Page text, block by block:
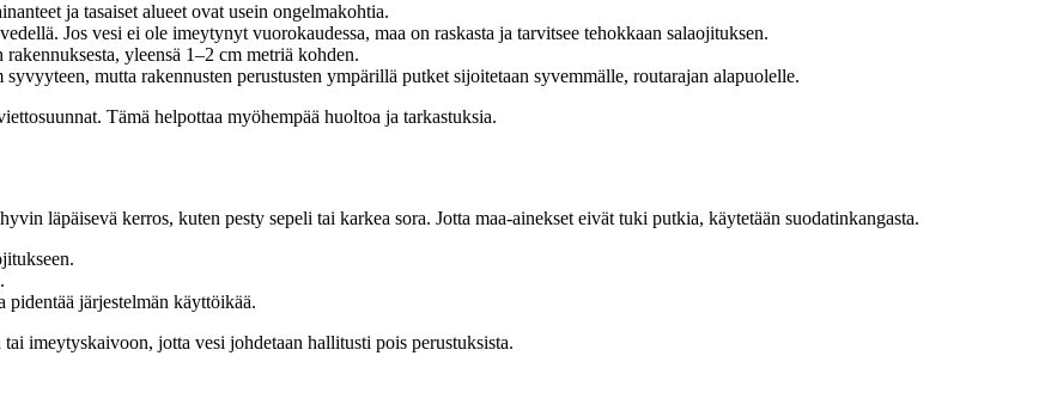
ja tasaiset alueet ovat usein ongelmakohtia.
Jos vesi ei ole imeytynyt vuorokaudessa, maa on raskasta ja tarvitsee tehokkaan salaojituksen.
yleensä 1–2 cm metriä kohden.
syvyyteen, mutta rakennusten perustusten ympärillä putket sijoitetaan syvemmälle, routarajan alapuolelle.
Tämä helpottaa myöhempää huoltoa ja tarkastuksia.
läpäisevä kerros, kuten pesty sepeli tai karkea sora. Jotta maa-ainekset eivät tuki putkia, käytetään suodatinkangasta.
pidentää järjestelmän käyttöikää.
imeytyskaivoon, jotta vesi johdetaan hallitusti pois perustuksista.